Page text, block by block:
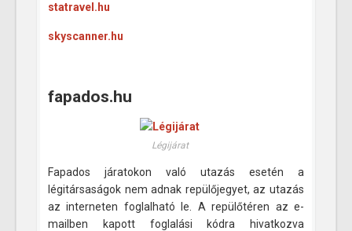
statravel.hu
skyscanner.hu
fapados.hu
Légijárat
Fapados járatokon való utazás esetén a
légitársaságok nem adnak repülőjegyet, az utazás
az interneten foglalható le. A repülőtéren az e-
mailben kapott foglalási kódra hivatkozva